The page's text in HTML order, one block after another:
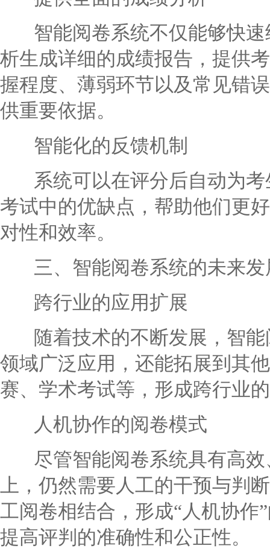
智能阅卷系统不仅能够快速
析生成详细的成绩报告，提供
握程度、薄弱环节以及常见错
供重要依据。
智能化的反馈机制
系统可以在评分后自动为考
考试中的优缺点，帮助他们更
对性和效率。
三、智能阅卷系统的未来发
跨行业的应用扩展
随着技术的不断发展，智能
领域广泛应用，还能拓展到其
赛、学术考试等，形成跨行业
人机协作的阅卷模式
尽管智能阅卷系统具有高效
上，仍然需要人工的干预与判
工阅卷相结合，形成“人机协作
提高评判的准确性和公正性。